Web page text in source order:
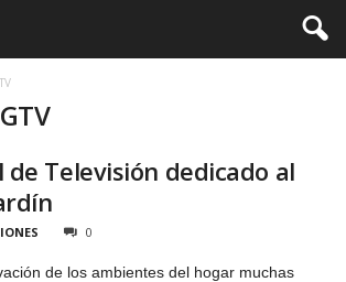
de Televisión dedicado al
0
de los ambientes del hogar muchas